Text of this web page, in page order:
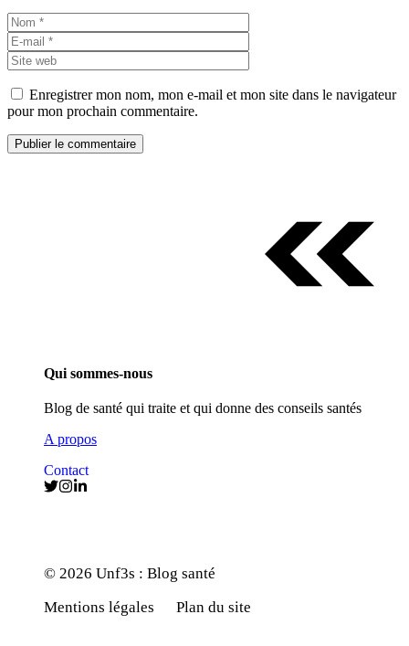
Nom
mail
web
Enregistrer mon nom, mon e-mail et mon site dans le navigateur
pour mon prochain commentaire.
Qui sommes-nous
Blog de santé qui traite et qui donne des conseils santés
A propos
Contact
© 2026 Unf3s : Blog santé
Mentions légales
Plan du site